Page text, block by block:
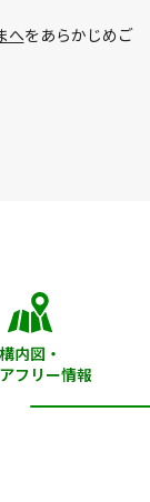
へをあらかじめご
構内図・
フリー情報